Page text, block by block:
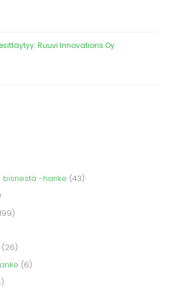
Ruuvi Innovations Oy
bisnestä -hanke (43)
(26)
(6)